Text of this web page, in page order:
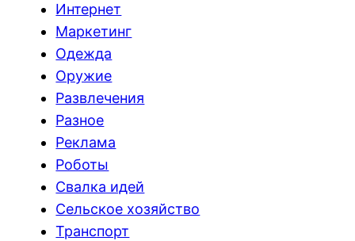
Интернет
Маркетинг
Одежда
Оружие
Развлечения
Разное
Реклама
Роботы
Свалка идей
Сельское хозяйство
Транспорт